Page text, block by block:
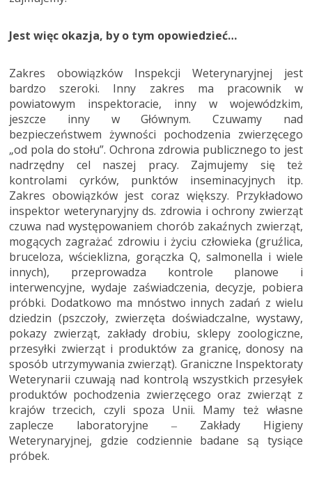
Jest więc okazja, by o tym opowiedzieć…
Zakres obowiązków Inspekcji Weterynaryjnej jest
bardzo szeroki. Inny zakres ma pracownik w
powiatowym inspektoracie, inny w wojewódzkim,
jeszcze inny w Głównym. Czuwamy nad
bezpieczeństwem żywności pochodzenia zwierzęcego
„od pola do stołu”. Ochrona zdrowia publicznego to jest
nadrzędny cel naszej pracy. Zajmujemy się też
kontrolami cyrków, punktów inseminacyjnych itp.
Zakres obowiązków jest coraz większy. Przykładowo
inspektor weterynaryjny ds. zdrowia i ochrony zwierząt
czuwa nad występowaniem chorób zakaźnych zwierząt,
mogących zagrażać zdrowiu i życiu człowieka (gruźlica,
bruceloza, wścieklizna, gorączka Q, salmonella i wiele
innych), przeprowadza kontrole planowe i
interwencyjne, wydaje zaświadczenia, decyzje, pobiera
próbki. Dodatkowo ma mnóstwo innych zadań z wielu
dziedzin (pszczoły, zwierzęta doświadczalne, wystawy,
pokazy zwierząt, zakłady drobiu, sklepy zoologiczne,
przesyłki zwierząt i produktów za granicę, donosy na
sposób utrzymywania zwierząt). Graniczne Inspektoraty
Weterynarii czuwają nad kontrolą wszystkich przesyłek
produktów pochodzenia zwierzęcego oraz zwierząt z
krajów trzecich, czyli spoza Unii. Mamy też własne
zaplecze laboratoryjne ‒ Zakłady Higieny
Weterynaryjnej, gdzie codziennie badane są tysiące
próbek.